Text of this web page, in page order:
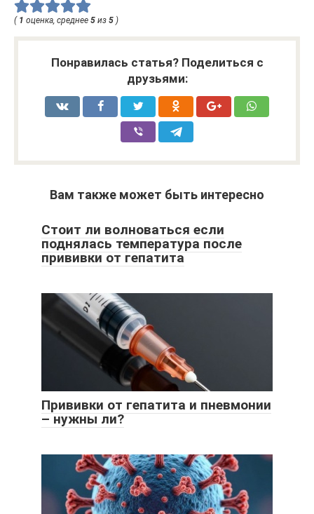
( 1 оценка, среднее 5 из 5 )
Понравилась статья? Поделиться с
друзьями:
Вам также может быть интересно
Стоит ли волноваться если
поднялась температура после
прививки от гепатита
Прививки от гепатита и пневмонии
– нужны ли?